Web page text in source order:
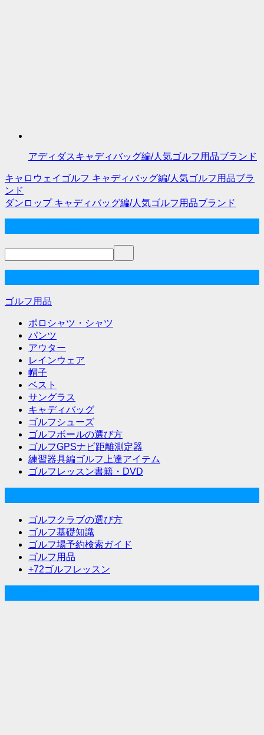
アディダスキャディバッグ編/人気ゴルフ用品ブランド
投
稿
ビ
ゲ
ー
シ
キャロウェイゴルフ キャディバッグ編/人気ゴルフ用品ブラ
ンド
ダンロップ キャディバッグ編/人気ゴルフ用品ブランド
ゴルフ用品
ポロシャツ・シャツ
パンツ
アウター
レインウェア
帽子
ベスト
サングラス
キャディバッグ
ゴルフシューズ
ゴルフボールの選び方
ゴルフGPSナビ距離測定器
練習器具編ゴルフ上達アイテム
ゴルフレッスン書籍・DVD
ゴルフクラブの選び方
ゴルフ基礎知識
ゴルフ場予約検索ガイド
ゴルフ用品
+72ゴルフレッスン